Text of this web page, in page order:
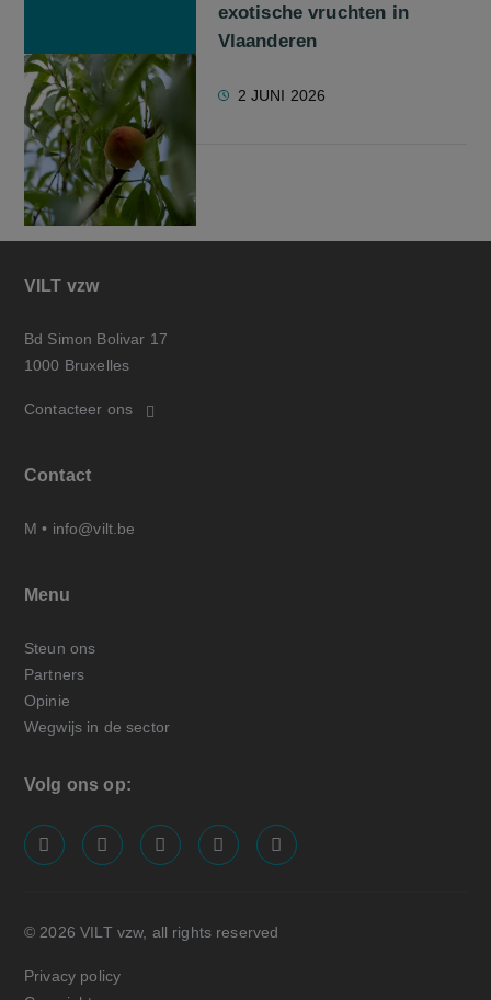
exotische vruchten in
Vlaanderen
2 JUNI 2026
VILT vzw
Bd Simon Bolivar 17
1000 Bruxelles
Contacteer ons
Contact
M • info@vilt.be
Menu
Steun ons
Partners
Opinie
Wegwijs in de sector
Volg ons op:
screenreader.visit us on our facebook page: https://
screenreader.visit us on our linkedin page:
screenreader.visit us on our
screenreader.visit us on our x
screenreader.visit us on
© 2026 VILT vzw, all rights reserved
Privacy policy